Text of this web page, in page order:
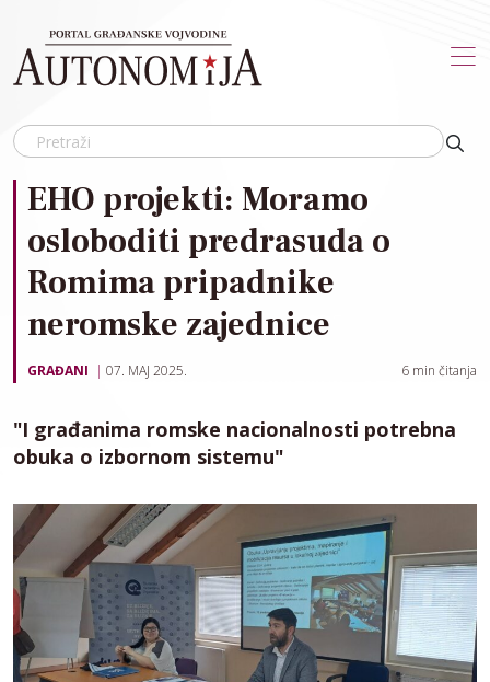
EHO projekti: Moramo
osloboditi predrasuda o
Romima pripadnike
neromske zajednice
GRAĐANI 07. MAJ 2025. 6 min čitanja
"I građanima romske nacionalnosti potrebna
obuka o izbornom sistemu"